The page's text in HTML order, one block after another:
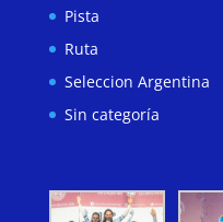
Pista
Ruta
Seleccion Argentina
Sin categoría